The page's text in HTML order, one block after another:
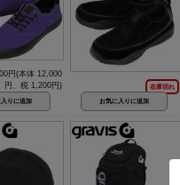
円(本体 12,000
円、税 1,200円)
在庫切れ